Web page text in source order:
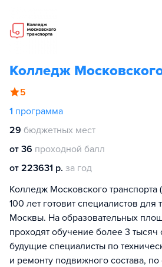
Колледж
5
1 программа
29 бюджетных мест
от 36 проходной балл
от 223631 р. за год
Колледж Московского
100 лет готовит специалистов для
Москвы. На образовательных
проходят обучение более 3 тысяч
будущие специалисты по
и ремонту подвижного состава, по